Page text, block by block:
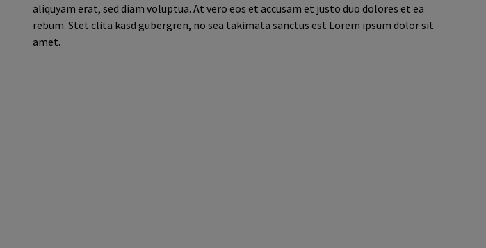
aliquyam erat, sed diam voluptua. At vero eos et accusam et justo duo dolores et ea
rebum. Stet clita kasd gubergren, no sea takimata sanctus est Lorem ipsum dolor sit
amet.